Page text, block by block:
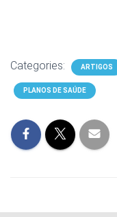
Categories: ARTIGOS
PLANOS DE SAÚDE